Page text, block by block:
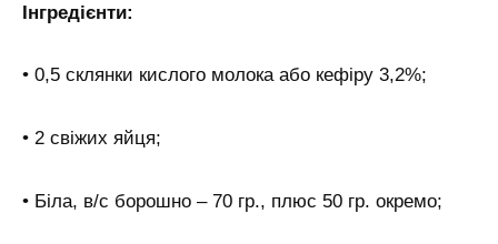
Інгредієнти:
• 0,5 склянки кислого молока або кефіру 3,2%;
• 2 свіжих яйця;
• Біла, в/с борошно – 70 гр., плюс 50 гр. окремо;